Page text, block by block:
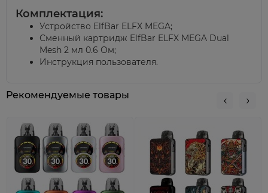
Комплектация:
Устройство ElfBar ELFX MEGA;
Сменный картридж ElfBar ELFX MEGA Dual
Mesh 2 мл 0.6 Ом;
Инструкция пользователя.
Рекомендуемые товары